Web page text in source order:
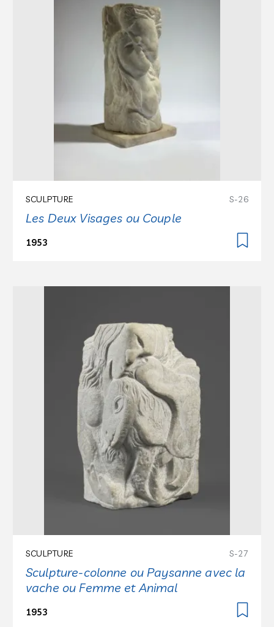
SCULPTURE S-26
Les Deux Visages ou Couple
1953
SCULPTURE S-27
Sculpture-colonne ou Paysanne avec la
vache ou Femme et Animal
1953